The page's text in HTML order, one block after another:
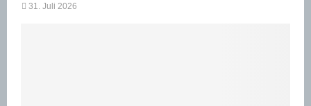
31. Juli 2026